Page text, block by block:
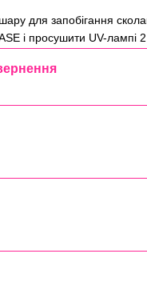
для запобігання
і просушити UV-лампі